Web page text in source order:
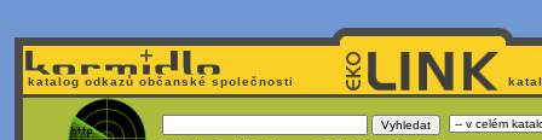
katalog odkazů občanské společnosti